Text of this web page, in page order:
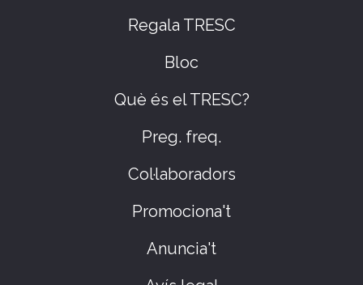
Regala TRESC
Bloc
Què és el TRESC?
Preg. freq.
Col·laboradors
Promociona't
Anuncia't